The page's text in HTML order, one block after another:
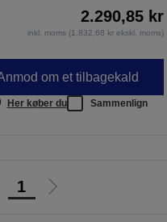
2.290,85 kr
inkl. moms (1.832,68 kr ekskl. moms)
om et tilbagekald
Her køber du Sammenlign
1
Gå